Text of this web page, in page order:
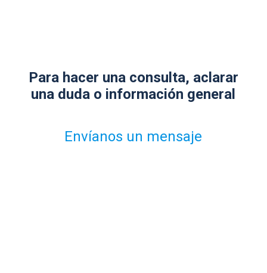
Para hacer una consulta, aclarar
una duda o información general
Envíanos un mensaje